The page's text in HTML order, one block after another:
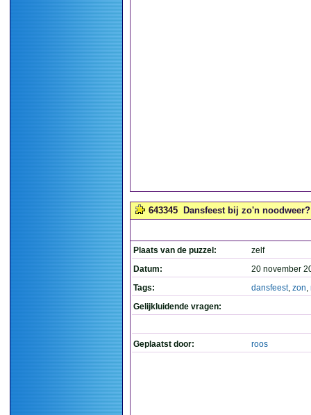
643345 Dansfeest bij zo'n noodweer?
Plaats van de puzzel:
zelf
Datum:
20 november
Tags:
dansfeest, zon,
Gelijkluidende vragen:
Geplaatst door: roos